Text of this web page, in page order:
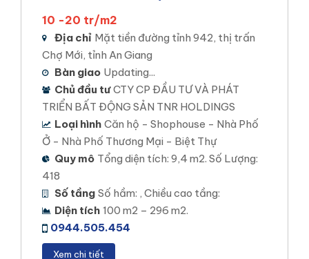
Diện tích khu đất: 23 ha
Mật độ xây dựng: 55%
Tổng số sản phẩm: 400 sản phẩm.
Xem chi tiết
10 -20 tr/m2
Địa chỉ Mặt tiền đường tỉnh 942, thị trấn
Chợ Mới, tỉnh An Giang
Bàn giao Updating...
Chủ đầu tư CTY CP ĐẦU TƯ VÀ PHÁT
TRIỂN BẤT ĐỘNG SẢN TNR HOLDINGS
Loại hình Căn hộ - Shophouse - Nhà Phố
Ở - Nhà Phố Thương Mại - Biệt Thự
Quy mô Tổng diện tích: 9,4 m2. Số Lượng:
418
Số tầng Số hầm: , Chiều cao tầng:
Diện tích 100 m2 – 296 m2.
0944.505.454
Xem chi tiết